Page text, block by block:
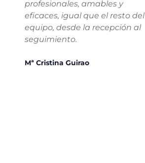
profesionales, amables y
eficaces, igual que el resto del
equipo, desde la recepción al
seguimiento.
Mª Cristina Guirao